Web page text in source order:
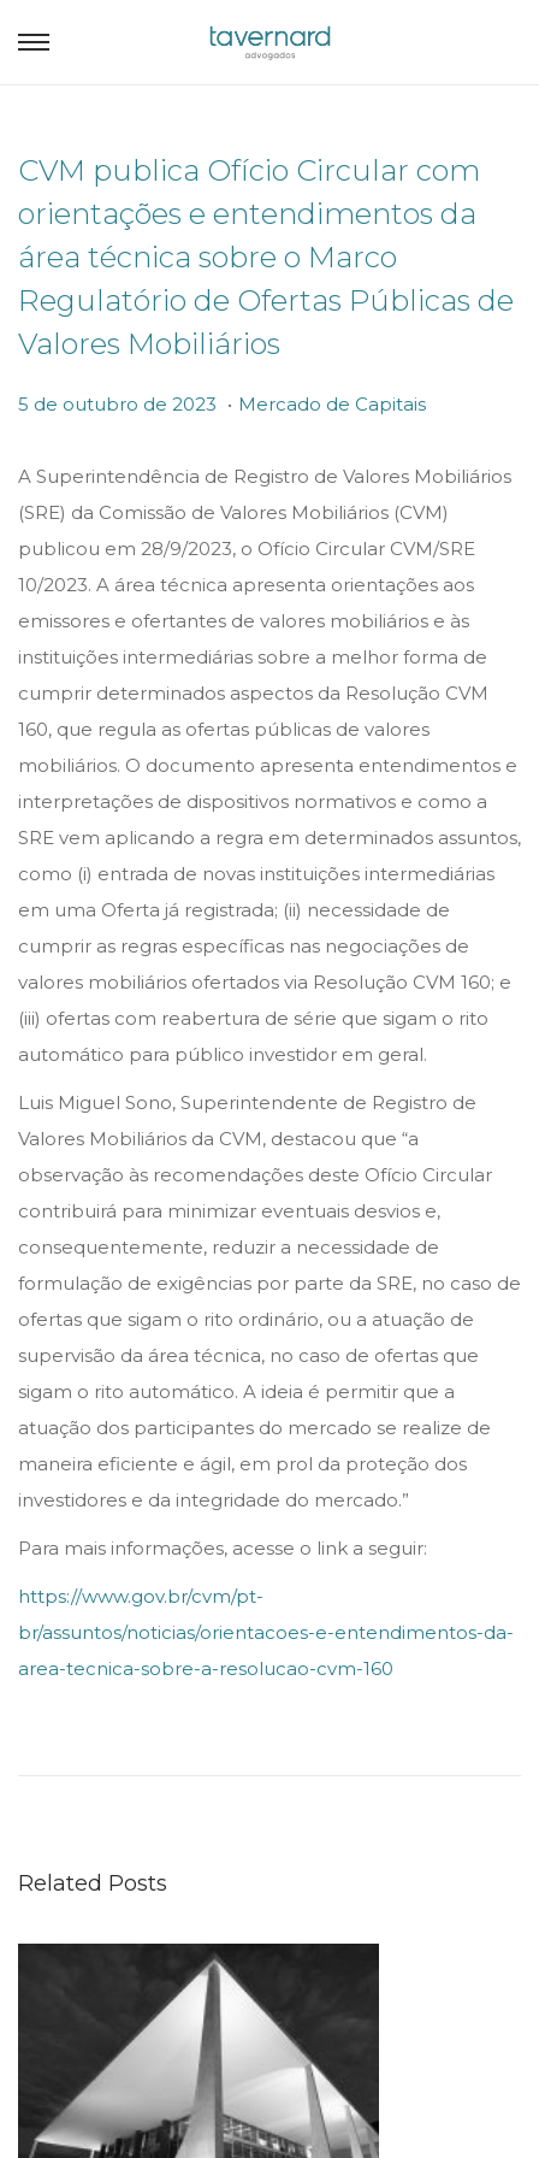
CVM publica Ofício Circular com
orientações e entendimentos da
área técnica sobre o Marco
Regulatório de Ofertas Públicas de
Valores Mobiliários
P
s
t
e
d
o
n
5 de outubro de 2023 5
e
o
u
t
u
b
r
o
d
e
2
0
2
3
. P
s
t
e
d
i
n
Mercado de Capitais
A Superintendência de Registro de Valores Mobiliários
(SRE) da Comissão de Valores Mobiliários (CVM)
publicou em 28/9/2023, o Ofício Circular CVM/SRE
10/2023. A área técnica apresenta orientações aos
emissores e ofertantes de valores mobiliários e às
instituições intermediárias sobre a melhor forma de
cumprir determinados aspectos da Resolução CVM
160, que regula as ofertas públicas de valores
mobiliários. O documento apresenta entendimentos e
interpretações de dispositivos normativos e como a
SRE vem aplicando a regra em determinados assuntos,
como (i) entrada de novas instituições intermediárias
em uma Oferta já registrada; (ii) necessidade de
cumprir as regras específicas nas negociações de
valores mobiliários ofertados via Resolução CVM 160; e
(iii) ofertas com reabertura de série que sigam o rito
automático para público investidor em geral.
Luis Miguel Sono, Superintendente de Registro de
Valores Mobiliários da CVM, destacou que “a
observação às recomendações deste Ofício Circular
contribuirá para minimizar eventuais desvios e,
consequentemente, reduzir a necessidade de
formulação de exigências por parte da SRE, no caso de
ofertas que sigam o rito ordinário, ou a atuação de
supervisão da área técnica, no caso de ofertas que
sigam o rito automático. A ideia é permitir que a
atuação dos participantes do mercado se realize de
maneira eficiente e ágil, em prol da proteção dos
investidores e da integridade do mercado.”
Para mais informações, acesse o link a seguir:
https://www.gov.br/cvm/pt-
br/assuntos/noticias/orientacoes-e-entendimentos-da-
area-tecnica-sobre-a-resolucao-cvm-160
a
q
Related Posts